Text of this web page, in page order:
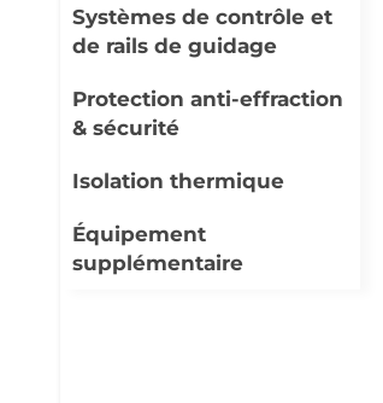
Systèmes de contrôle et
de rails de guidage
Protection anti-effraction
& sécurité
Isolation thermique
Équipement
supplémentaire